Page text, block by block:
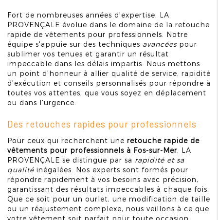
Fort de nombreuses années d'expertise, LA
PROVENÇALE évolue dans le domaine de la retouche
rapide de vêtements pour professionnels. Notre
équipe s'appuie sur des techniques avancéespour
sublimer vos tenues et garantir un résultat
impeccable dans les délais impartis. Nous mettons
un point d'honneur à allier qualité de service, rapidité
d'exécution et conseils personnalisés pour répondre à
toutes vos attentes, que vous soyez en déplacement
ou dans l'urgence.
Des retouches rapides pour professionnels
Pour ceux qui recherchent une retouche rapide de
vêtements pour professionnels à Fos-sur-Mer, LA
PROVENÇALE se distingue par sa rapidité et sa
qualité inégalées. Nos experts sont formés pour
répondre rapidement à vos besoins avec précision,
garantissant des résultats impeccables à chaque fois.
Que ce soit pour un ourlet, une modification de taille
ou un réajustement complexe, nous veillons à ce que